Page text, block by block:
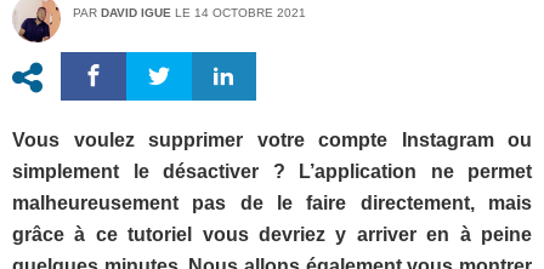
PAR DAVID IGUE LE 14 OCTOBRE 2021
Vous voulez supprimer votre compte Instagram ou
simplement le désactiver ? L’application ne permet
malheureusement pas de le faire directement, mais
grâce à ce tutoriel vous devriez y arriver en à peine